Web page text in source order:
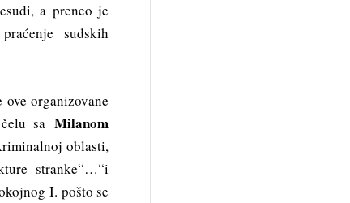
a preneo je
sudskih
organizovane
čelu saMilanom
oblasti,
stranke“…“i
I. pošto se